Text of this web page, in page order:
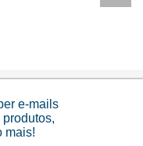
e-mails
mais!